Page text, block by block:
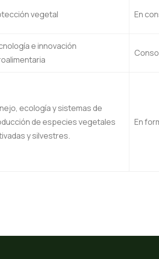
vegetal En
e innovación
ecología y sistemas de
de especies vegetales
y silvestres.
En